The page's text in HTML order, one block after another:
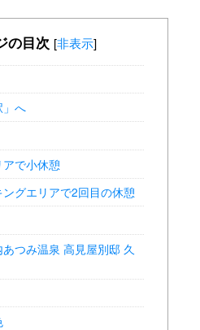
の目次 [非表示]
」へ
で小休憩
グエリアで2回目の休憩
つみ温泉 高見屋別邸 久